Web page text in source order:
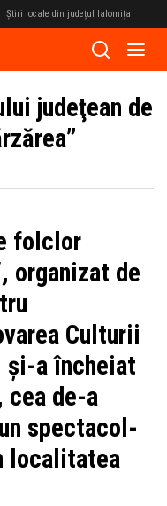
Știri locale din județul Ialomița
judeţean de
folclor
organizat de
Culturii
şi-a încheiat
de-a
spectacol-
localitatea